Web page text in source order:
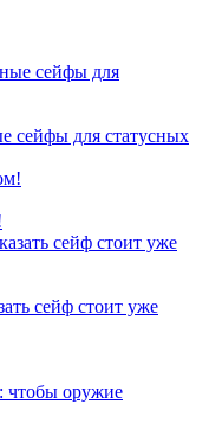
сейфы для статусных
сейф стоит уже